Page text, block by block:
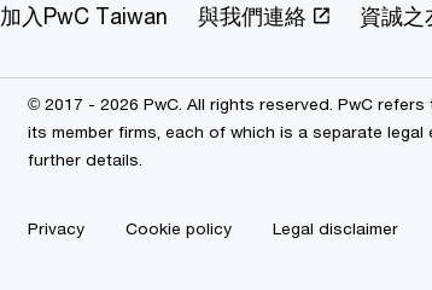
加入PwC Taiwan 與我們連絡 資誠之
© 2017 - 2026 PwC. All rights reserved. PwC
its member firms, each of which is a separate legal
further details.
Privacy Cookie policy Legal disclaimer